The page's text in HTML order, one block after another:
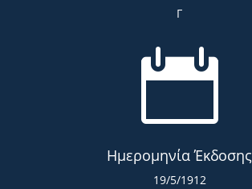
Γ

Ημερομηνία Έκδοσης
19/5/1912